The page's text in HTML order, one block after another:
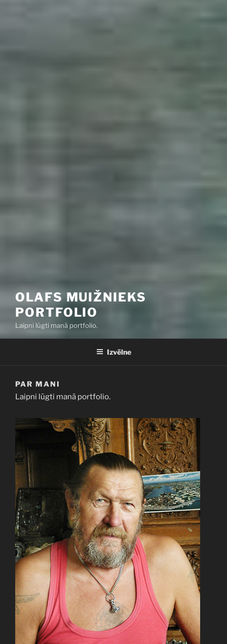
OLAFS MUIŽNIEKS
PORTFOLIO
Laipni lūgti manā portfolio.
Izvēlne
PAR MANI
Laipni lūgti manā portfolio.